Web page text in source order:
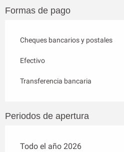
Formas de pago
Cheques bancarios y postales
Efectivo
Transferencia bancaria
Periodos de apertura
Todo el año 2026